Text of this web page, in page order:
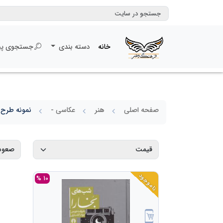
خانه دسته بندی جستجوی
صفحه اصلی هنر عکاسی - نمونه طرح
ناموجود 10 %